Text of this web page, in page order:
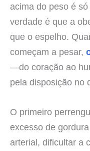
acima do peso é
verdade é que a
que o espelho.
começam a pesar,
—do coração ao
pela disposição no
O primeiro
excesso de
arterial, dificultar a